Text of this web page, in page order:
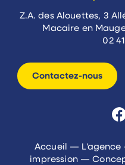
Z.A. des Alouettes, 3
Macaire en
02
Contactez-nous
Accueil — L'agence
impression—